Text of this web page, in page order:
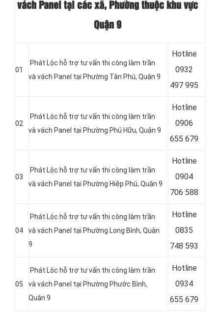
vách Panel tại các xã, Phường thuộc khu vực
Quận 9
01
Phát Lộc hỗ trợ tư vấn thi công làm trần
và vách Panel tại Phường Tân Phú, Quận 9
Hotline
0932
497 995
02
Phát Lộc hỗ trợ tư vấn thi công làm trần
và vách Panel tại Phường Phú Hữu, Quận 9
Hotline
0906
655 679
03
Phát Lộc hỗ trợ tư vấn thi công làm trần
và vách Panel tại Phường Hiệp Phú, Quận 9
Hotline
0904
706 588
04
Phát Lộc hỗ trợ tư vấn thi công làm trần
và vách Panel tại Phường Long Bình, Quận
9
Hotline
0835
748 593
05
Phát Lộc hỗ trợ tư vấn thi công làm trần
và vách Panel tại Phường Phước Bình,
Quận 9
Hotline
0934
655 679